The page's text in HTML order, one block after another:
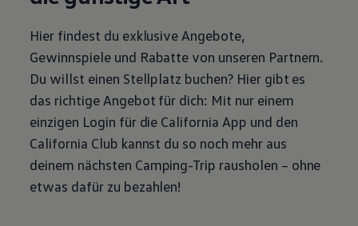
Hier findest du exklusive Angebote,
Gewinnspiele und Rabatte von unseren Partnern.
Du willst einen Stellplatz buchen? Hier gibt es
das richtige Angebot für dich: Mit nur einem
einzigen Login für die California App und den
California Club kannst du so noch mehr aus
deinem nächsten Camping-Trip rausholen – ohne
etwas dafür zu bezahlen!